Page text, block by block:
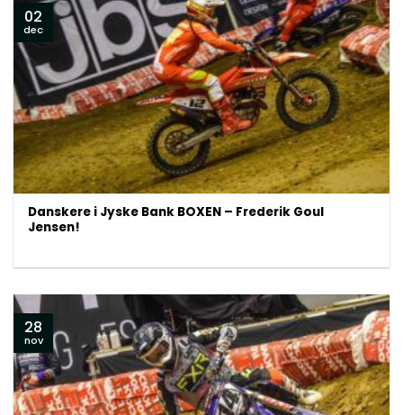
Danskere i Jyske Bank BOXEN – Frederik Goul
Jensen!
02
dec
28
nov